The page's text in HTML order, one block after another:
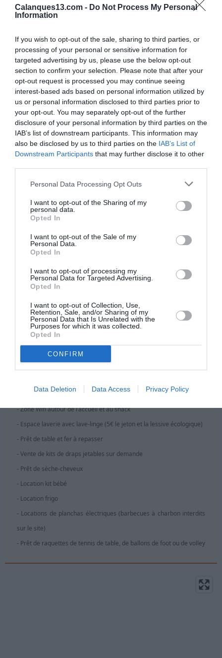
Calanques13.com - Do Not Process My Personal
Information
If you wish to opt-out of the sale, sharing to third parties, or
processing of your personal or sensitive information for
targeted advertising by us, please use the below opt-out
section to confirm your selection. Please note that after your
opt-out request is processed you may continue seeing
interest-based ads based on personal information utilized by
us or personal information disclosed to third parties prior to
your opt-out. You may separately opt-out of the further
disclosure of your personal information by third parties on the
IAB’s list of downstream participants. This information may
also be disclosed by us to third parties on the IAB’s List of
Downstream Participants that may further disclose it to other
Personal Data Processing Opt Outs
I want to opt-out of the Sharing of my
personal data.
Opted In
I want to opt-out of the Sale of my
Personal Data.
Opted In
I want to opt-out of processing my
Personal Data for Targeted Advertising.
Opted In
I want to opt-out of Collection, Use,
Retention, Sale, and/or Sharing of my
Personal Data that Is Unrelated with the
Purposes for which it was collected.
Opted In
CONFIRM
Data Deletion Data Access Privacy Policy
Découvrez également les authentiques villes et villages provençaux
villages de Pagnol à Marseille.
Nous disposons également d'un espace événementiel en plein air
pour organiser vos événements ou rassemblements : fêtes de
familles, réunions de clubs, espaces groupes… cet espace est
polyvalent et équipé pour simplifier vos manifestations pour
combiner plusieurs types d’événements selon la saison : les offres
pour les particuliers : les réunions de familles, baptêmes, cousinade,
anniversaires et les offres pour les professionnels : incentives,
formation, journée détente…
De Mai à Septembre, le camping Youcamp Village - Marseille
Provence se pare de ses plus beaux atours et vous offre un espace
aquatique et de détente. Avec ses 12.5 mètres de long et ses 4.5
enfants comme campeurs désireux de se détendre après une riche
Le Camping Youcamp Village vous propose de nombreuses
prestations et services utiles et pratiques pour des vacances
réussies à Aubagne, au cœur de la Provence :
- Dépôt de pain et viennoiseries et petits-déjeuners
- Épicerie de dépannage
- Snack/Bar sur place ou à emporter (dès le mois de juillet)
- Panier repas sur commande en juillet et Août pour les
- Pizza (livraison sur place par les pizzaiolos d’Aubagne)
- Zone Wifi autour de l’accueil et au snack
- Espace laverie avec lave-linge (5€ le jeton et la lessive écologique)
- Prêt de table et fer à repasser
- Vente de kits de draps jetables sur demande
- Prêt de sèche-cheveux
- Location kit bébé
- Location frigo
- Locations de planchas électriques (barbecues à charbon interdits
sur le site)
- Prêt de raquettes de tennis de table, de ballons de foot ou de volley